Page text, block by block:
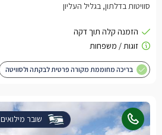
סוויטות בדלתון, בגליל העליון
בריכה מחוממת מקורה פרטית לבקתה ולסוויטה
שובר מילואים